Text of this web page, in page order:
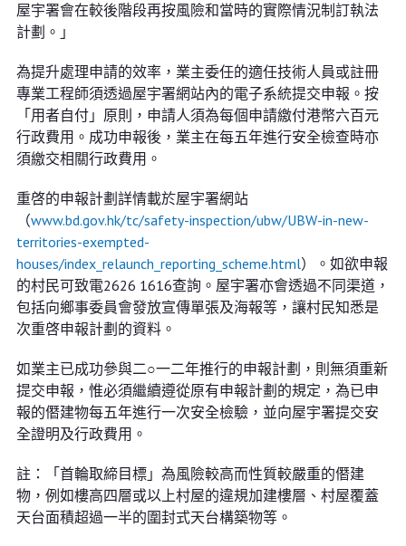
屋宇署會在較後階段再按風險和當時的實際情況制訂執法
計劃。」
為提升處理申請的效率，業主委任的適任技術人員或註冊
專業工程師須透過屋宇署網站內的電子系統提交申報。按
「用者自付」原則，申請人須為每個申請繳付港幣六百元
行政費用。成功申報後，業主在每五年進行安全檢查時亦
須繳交相關行政費用。
重啓的申報計劃詳情載於屋宇署網站
（www.bd.gov.hk/tc/safety-inspection/ubw/UBW-in-new-
territories-exempted-
houses/index_relaunch_reporting_scheme.html）。如欲申報
的村民可致電2626 1616查詢。屋宇署亦會透過不同渠道，
包括向鄉事委員會發放宣傳單張及海報等，讓村民知悉是
次重啓申報計劃的資料。
如業主已成功參與二○一二年推行的申報計劃，則無須重新
提交申報，惟必須繼續遵從原有申報計劃的規定，為已申
報的僭建物每五年進行一次安全檢驗，並向屋宇署提交安
全證明及行政費用。
註：「首輪取締目標」為風險較高而性質較嚴重的僭建
物，例如樓高四層或以上村屋的違規加建樓層、村屋覆蓋
天台面積超過一半的圍封式天台構築物等。